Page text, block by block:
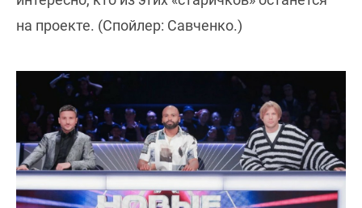
на проекте. (Спойлер: Савченко.)